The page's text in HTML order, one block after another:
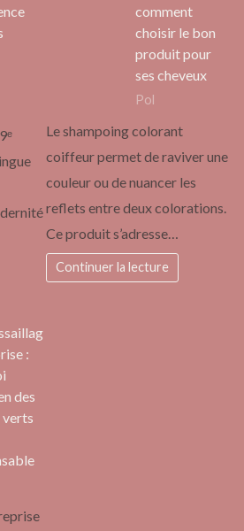
comment
choisir le bon
produit pour
ses cheveux
Pol
Le shampoing colorant
coiffeur permet de raviver une
couleur ou de nuancer les
reflets entre deux colorations.
Ce produit s’adresse…
Continuer la lecture
:
des
verts